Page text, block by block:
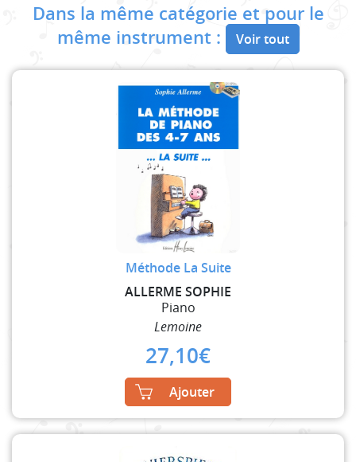
Dans la même catégorie et pour le
même instrument :
Voir tout
Méthode La Suite
ALLERME SOPHIE
Piano
Lemoine
27,10€
Ajouter